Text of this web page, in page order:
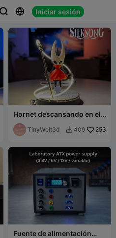
  Iniciar sesión
 
Hornet descansando en el
banco - Silksong - LED -
SIN AMSTinyWelt3d  409 253
Fuente de alimentación